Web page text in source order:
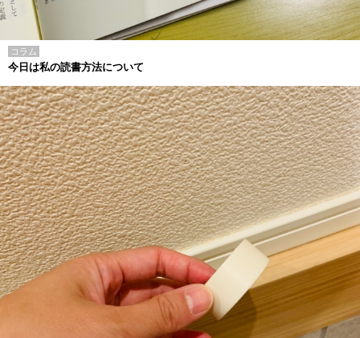
コラム
今日は私の読書方法について